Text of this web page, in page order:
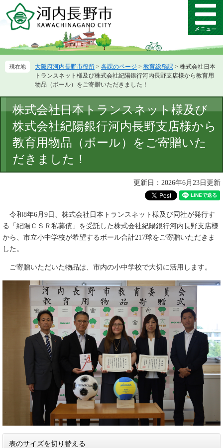
ー
先
ニ
を
本
文
メ
ニ
ー
大阪府河内長野市役所 > 各課のページ > 教育総務課 > 株式会社日本
トランスネット様及び株式会社紀陽銀行河内長野支店様から教育用
物品（ボール）をご寄贈いただきました！
文
株式会社日本トランスネット様及び
株式会社紀陽銀行河内長野支店様から
教育用物品（ボール）をご寄贈いた
だきました！
更新日：2026年6月23日更新
令和8年6月9日、株式会社日本トランスネット様及び同社が発行す
る「紀陽ＣＳＲ私募債」を受託した株式会社紀陽銀行河内長野支店様
から、市立小中学校が希望するボール合計217球をご寄贈いただきま
した。
ご寄贈いただいた物品は、市内の小中学校で大切に活用します。
表のサイズを切り替える